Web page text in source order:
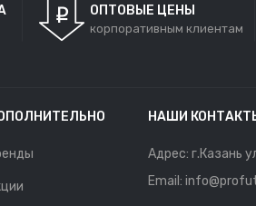
ОПТОВЫЕ ЦЕНЫ
корпоративным клиентам
НАШИ
Адрес: г.Казань
Email: